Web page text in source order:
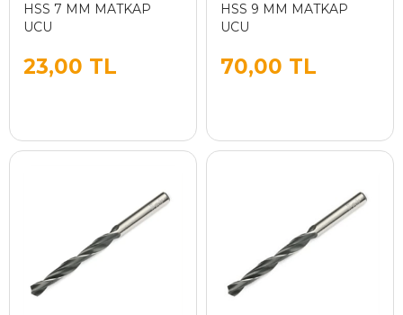
HSS 7 MM MATKAP
UCU
23,00 TL
HSS 9 MM MATKAP
UCU
70,00 TL